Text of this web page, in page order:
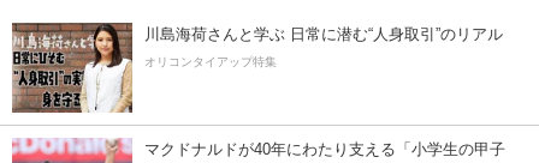
川島海荷さんと学ぶ 日常に潜む“人身取引”のリアル
オリコンタイアップ特集
マクドナルドが40年にわたり支える「小学生の甲子